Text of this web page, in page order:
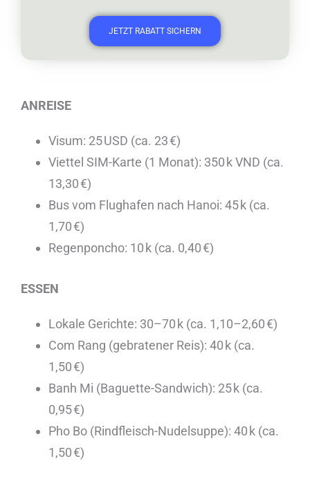
JETZT RABATT SICHERN
ANREISE
Visum: 25 USD (ca. 23 €)
Viettel SIM-Karte (1 Monat): 350 k VND (ca.
13,30 €)
Bus vom Flughafen nach Hanoi: 45 k (ca.
1,70 €)
Regenponcho: 10 k (ca. 0,40 €)
ESSEN
Lokale Gerichte: 30–70 k (ca. 1,10–2,60 €)
Com Rang (gebratener Reis): 40 k (ca.
1,50 €)
Banh Mi (Baguette-Sandwich): 25 k (ca.
0,95 €)
Pho Bo (Rindfleisch-Nudelsuppe): 40 k (ca.
1,50 €)